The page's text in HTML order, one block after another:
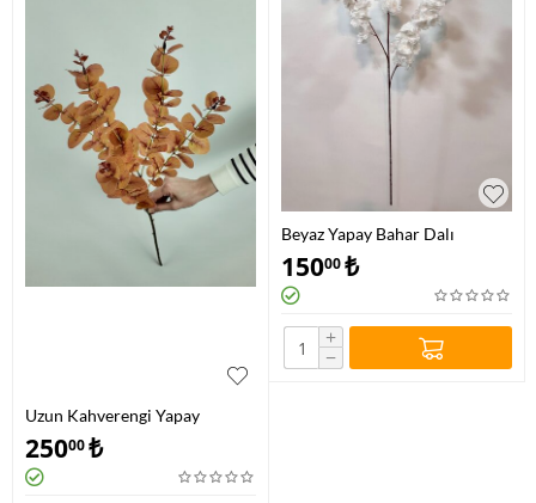
Uzun Kahverengi Yapay
Okaliptus
25000₺
Beyaz Yapay Bahar Dalı
15000₺
+
−